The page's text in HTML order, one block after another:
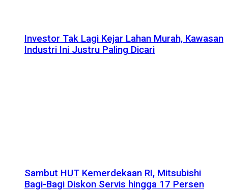
Investor Tak Lagi Kejar Lahan Murah, Kawasan
Industri Ini Justru Paling Dicari
Sambut HUT Kemerdekaan RI, Mitsubishi
Bagi-Bagi Diskon Servis hingga 17 Persen